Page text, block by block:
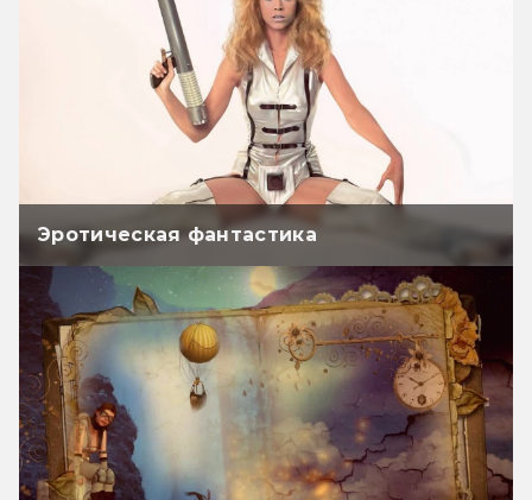
Эротическая фантастика